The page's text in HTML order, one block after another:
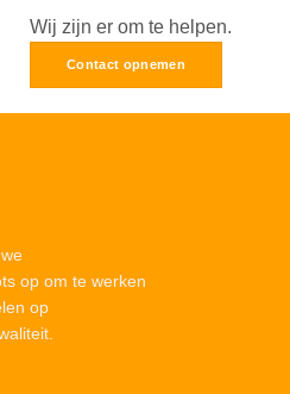
Wij zijn er om te helpen.
Contact opnemen
op om te werken
op